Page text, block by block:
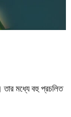
মধ্যে বহু প্রচলিত